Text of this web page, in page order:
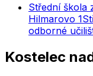
Střední škola
Hilmarovo 1
odborné
Kostelec